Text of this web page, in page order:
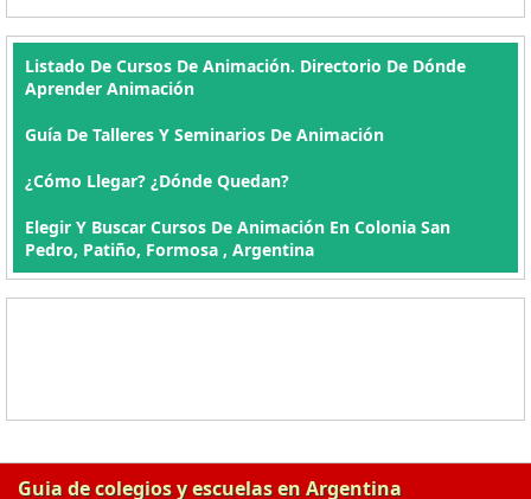
Listado De Cursos De Animación. Directorio De Dónde
Aprender Animación
Guía De Talleres Y Seminarios De Animación
¿Cómo Llegar? ¿Dónde Quedan?
Elegir Y Buscar Cursos De Animación En Colonia San
Pedro, Patiño, Formosa , Argentina
Guia de colegios y escuelas en Argentina